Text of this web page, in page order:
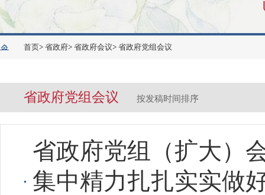
首页> 省政府> 省政府会议> 省政府党组会议
省政府党组会议 按发稿时间排序
省政府党组（扩大）
集中精力扎扎实实做